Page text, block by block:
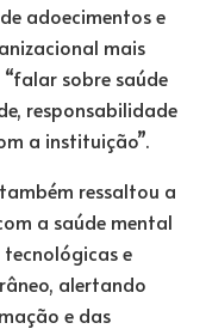
adoecimentos e
mais
sobre saúde
responsabilidade
a instituição”.
ressaltou a
a saúde mental
e
alertando
e das